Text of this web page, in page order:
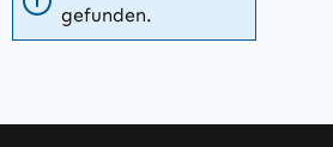
gefunden.